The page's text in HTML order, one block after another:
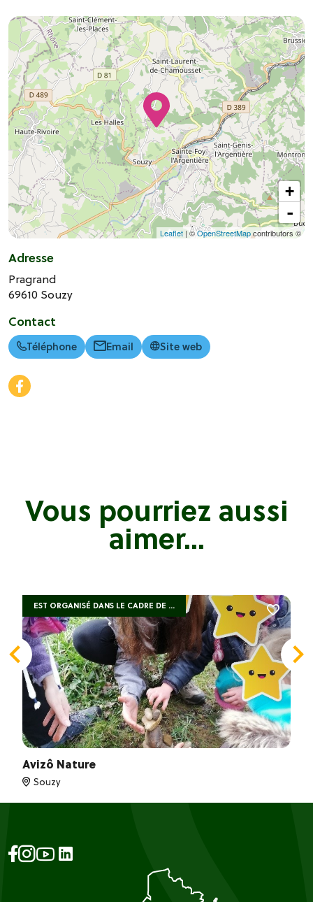
+
-
Leaflet | ©OpenStreetMapcontributors ©
Adresse
Pragrand
69610 Souzy
Contact
Téléphone Email Site web
Vous pourriez aussi
aimer...
Avizô Nature
Souzy
EST ORGANISÉ DANS LE CADRE DE ...